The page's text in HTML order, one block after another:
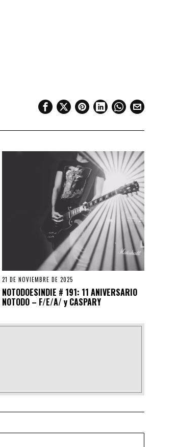
21 DE NOVIEMBRE DE 2025
NOTODOESINDIE # 191: 11 ANIVERSARIO
NOTODO – F/E/A/ y CASPARY